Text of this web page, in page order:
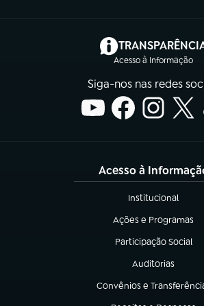
Acesso à Informação
(abre em
Siga-nos nas redes
Acesso à
Institucional
(abre em nova aba)
Ações e Programas
(abre em nova aba)
Participação Social
(abre em nova aba)
Auditorias
(abre em nova
Convênios e
(abre em nova aba)